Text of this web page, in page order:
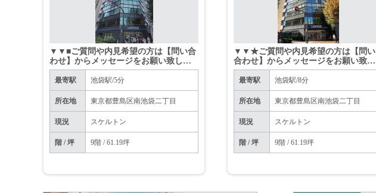
▼▼■ご質問や内見希望の方は【問い合
わせ】からメッセージをお願い致しま
す■▼▼※お電話はお控えください。
最寄駅 池袋駅/5分
所在地 東京都豊島区南池袋二丁目
現況 スケルトン
階 / 坪 9階 / 61.19坪
▼▼★ご質問や内見希望の方は【問い
合わせ】からメッセージをお願い致し
ます★※お電話はお控えください。
▼▼
最寄駅 池袋駅/8分
所在地 東京都豊島区南池袋二丁目
現況 スケルトン
階 / 坪 9階 / 61.19坪